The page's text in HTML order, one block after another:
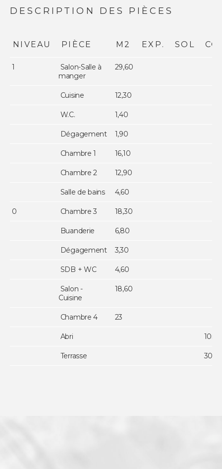
DESCRIPTION DES PIÈCES
NIVEAU PIÈCE M2 EXP. SOL
1
Salon-Salle à
manger
29,60
Cuisine 12,30
W.C. 1,40
Dégagement 1,90
Chambre 1 16,10
Chambre 2 12,90
Salle de bains 4,60
0 Chambre 3 18,30
Buanderie 6,80
Dégagement 3,30
SDB + WC 4,60
Salon -
Cuisine
18,60
Chambre 4 23
Abri
Terrasse